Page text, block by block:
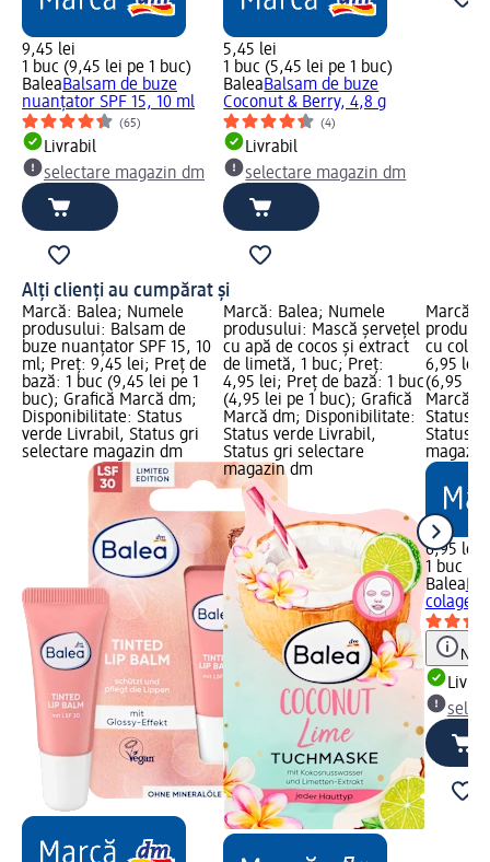
9,45 lei
1 buc (9,45 lei pe 1 buc)
BaleaBalsam de buze
nuanțator SPF 15, 10 ml
(65)
Livrabil
selectare magazin dm
5,45 lei
1 buc (5,45 lei pe 1 buc)
BaleaBalsam de buze
Coconut & Berry, 4,8 g
(4)
Livrabil
selectare magazin dm
Alți clienți au cumpărat și
Marcă: Balea; Numele
produsului: Balsam de
buze nuanțator SPF 15, 10
ml; Preț: 9,45 lei; Preț de
bază: 1 buc (9,45 lei pe 1
buc); Grafică Marcă dm;
Disponibilitate: Status
verde Livrabil, Status gri
selectare magazin dm
Marcă: Balea; Numele
produsului: Mască șervețel
cu apă de cocos și extract
de limetă, 1 buc; Preț:
4,95 lei; Preț de bază: 1 buc
(4,95 lei pe 1 buc); Grafică
Marcă dm; Disponibilitate:
Status verde Livrabil,
Status gri selectare
magazin dm
Marcă:
cu
6,95 lei;
(6,95 lei
Marcă
Status
Status
6,95 lei
1 buc
Balea
colagen,
Notă